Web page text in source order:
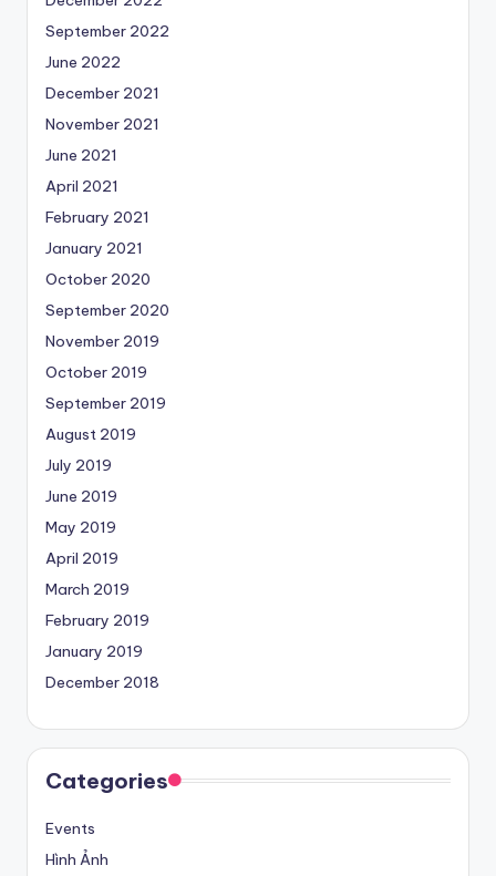
September 2022
June 2022
December 2021
November 2021
June 2021
April 2021
February 2021
January 2021
October 2020
September 2020
November 2019
October 2019
September 2019
August 2019
July 2019
June 2019
May 2019
April 2019
March 2019
February 2019
January 2019
December 2018
Categories
Events
Hình Ảnh